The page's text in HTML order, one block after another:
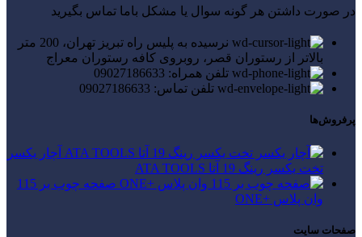
در صورت داشتن هر گونه سوال یا مشکل باما تماس بگیرید
نرسیده به پلیس راه تبریز تهران، 200 متر
بالاتر از رستوران قصر، روبروی کافه رستوران معراج
تلفن همراه: 09027186633
تلفن تماس: 09027186633
پرفروش‌ها
آچار یکسر
تخت یکسر رینگ 19 آتا ATA TOOLS
صفحه چوب بر 115
وان پلاس +ONE
صفحات سایت